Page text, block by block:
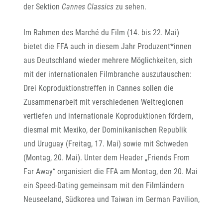
der Sektion Cannes Classics zu sehen.
Im Rahmen des Marché du Film (14. bis 22. Mai)
bietet die FFA auch in diesem Jahr Produzent*innen
aus Deutschland wieder mehrere Möglichkeiten, sich
mit der internationalen Filmbranche auszutauschen:
Drei Koproduktionstreffen in Cannes sollen die
Zusammenarbeit mit verschiedenen Weltregionen
vertiefen und internationale Koproduktionen fördern,
diesmal mit Mexiko, der Dominikanischen Republik
und Uruguay (Freitag, 17. Mai) sowie mit Schweden
(Montag, 20. Mai). Unter dem Header „Friends From
Far Away“ organisiert die FFA am Montag, den 20. Mai
ein Speed-Dating gemeinsam mit den Filmländern
Neuseeland, Südkorea und Taiwan im German Pavilion,